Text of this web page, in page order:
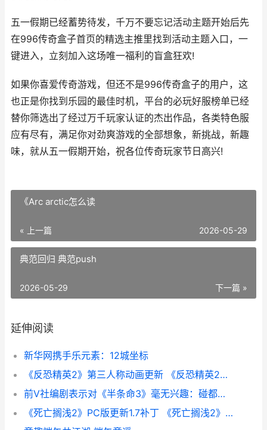
五一假期已经蓄势待发，千万不要忘记活动主题开始后先
在996传奇盒子首页的精选主推里找到活动主题入口，一
键进入，立刻加入这场唯一福利的盲盒狂欢!
如果你喜爱传奇游戏，但还不是996传奇盒子的用户，这
也正是你找到乐园的最佳时机，平台的必玩好服榜单已经
替你筛选出了经过万千玩家认证的杰出作品，各类特色服
应有尽有，满足你对劲爽游戏的全部想象，新挑战，新趣
味，就从五一假期开始，祝各位传奇玩家节日高兴!
《Arc arctic怎么读
« 上一篇 2026-05-29
典范回归 典范push
下一篇 »
2026-05-29
延伸阅读
新华网携手乐元素：12城坐标
《反恐精英2》第三人称动画更新 《反恐精英2》直接安装游戏
前V社编剧表示对《半条命3》毫无兴趣：碰都不想碰
《死亡搁浅2》PC版更新1.7补丁 《死亡搁浅2》PC修改器